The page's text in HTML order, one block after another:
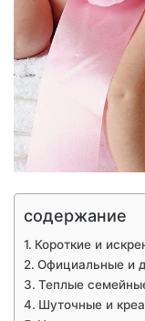
содержание
Короткие и
Официальные и
Теплые
Шуточные и